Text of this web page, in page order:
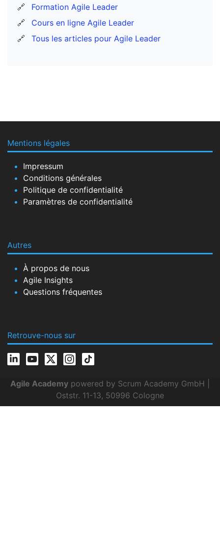
🔗
Formation Agile Leader
🔗
Cours en ligne Agile Leader
🔗
Tous les articles pour Agile Leader
Mentions légales
Impressum
Conditions générales
Politique de confidentialité
Paramètres de confidentialité
Autres
À propos de nous
Agile Insights
Questions fréquentes
Retrouve-nous sur
Agile Academy powered by Scrum Academy GmbH |
Oststr. 11-13, 50996 Cologne